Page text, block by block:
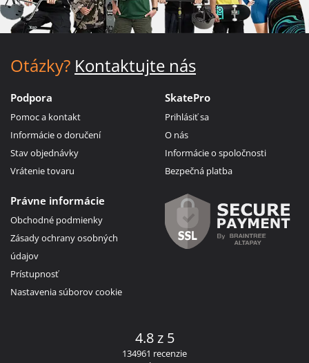
Otázky? Kontaktujte nás
Podpora
Pomoc a kontakt
Informácie o doručení
Stav objednávky
Vrátenie tovaru
SkatePro
Prihlásiť sa
O nás
Informácie o spoločnosti
Bezpečná platba
Právne informácie
Obchodné podmienky
Zásady ochrany osobných
údajov
Prístupnosť
Nastavenia súborov cookie
4.8 z 5
134961 recenzie